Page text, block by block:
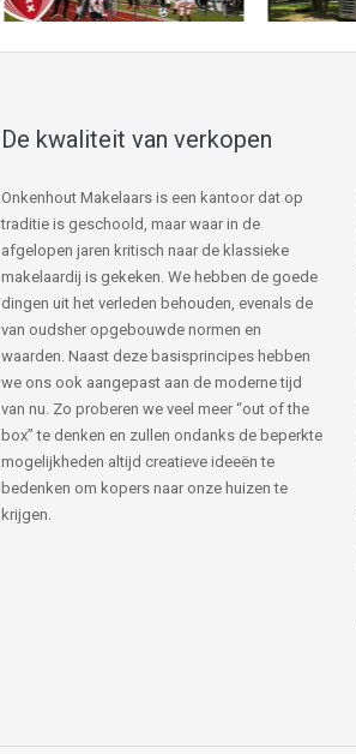
De kwaliteit van verkopen
Onkenhout Makelaars is een kantoor dat op
traditie is geschoold, maar waar in de
afgelopen jaren kritisch naar de klassieke
makelaardij is gekeken. We hebben de goede
dingen uit het verleden behouden, evenals de
van oudsher opgebouwde normen en
waarden. Naast deze basisprincipes hebben
we ons ook aangepast aan de moderne tijd
van nu. Zo proberen we veel meer “out of the
box” te denken en zullen ondanks de beperkte
mogelijkheden altijd creatieve ideeën te
bedenken om kopers naar onze huizen te
krijgen.